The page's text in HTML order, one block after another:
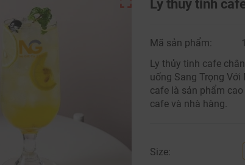
Ly thủy tinh
Mã sản phẩm:
Ly thủy tinh cafe
uống Sang Trọng
cafe là sản phẩm
cafe và nhà hàng.
Size: